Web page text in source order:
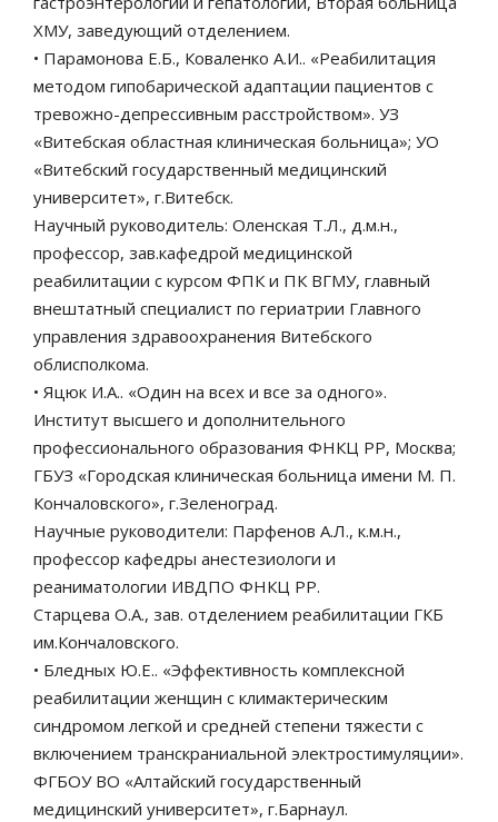
ХМУ, заведующий отделением.
• Парамонова Е.Б., Коваленко А.И.. «Реабилитация
методом гипобарической адаптации пациентов с
тревожно-депрессивным расстройством». УЗ
«Витебская областная клиническая больница»; УО
«Витебский государственный медицинский
университет», г.Витебск.
Научный руководитель: Оленская Т.Л., д.м.н.,
профессор, зав.кафедрой медицинской
реабилитации с курсом ФПК и ПК ВГМУ, главный
внештатный специалист по гериатрии Главного
управления здравоохранения Витебского
облисполкома.
• Яцюк И.А.. «Один на всех и все за одного».
Институт высшего и дополнительного
профессионального образования ФНКЦ РР, Москва;
ГБУЗ «Городская клиническая больница имени М. П.
Кончаловского», г.Зеленоград.
Научные руководители: Парфенов А.Л., к.м.н.,
профессор кафедры анестезиологи и
реаниматологии ИВДПО ФНКЦ РР.
Старцева О.А., зав. отделением реабилитации ГКБ
им.Кончаловского.
• Бледных Ю.Е.. «Эффективность комплексной
реабилитации женщин с климактерическим
синдромом легкой и средней степени тяжести с
включением транскраниальной электростимуляции».
ФГБОУ ВО «Алтайский государственный
медицинский университет», г.Барнаул.